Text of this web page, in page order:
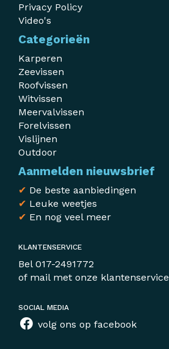
Privacy Policy
Video's
Categorieën
Karperen
Zeevissen
Roofvissen
Witvissen
Meervalvissen
Forelvissen
Vislijnen
Outdoor
Aanmelden nieuwsbrief
✔ De beste aanbiedingen
✔ Leuke weetjes
✔ En nog veel meer
KLANTENSERVICE
Bel 017-2491772
of mail met onze klantenservice
SOCIAL MEDIA
volg ons op facebook